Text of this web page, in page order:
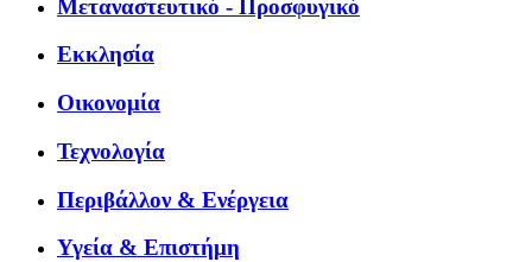
Μεταναστευτικό - Προσφυγικό
Εκκλησία
Οικονομία
Τεχνολογία
Περιβάλλον & Ενέργεια
Υγεία & Επιστήμη